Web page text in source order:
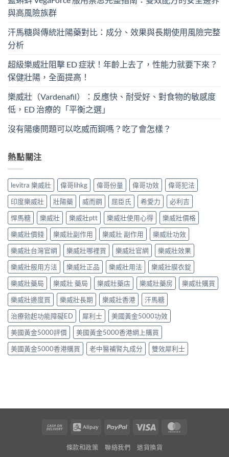
與高風險族群
汗馬糖與傳統壯陽藥對比：成分、效果與長期使用風險完整
分析
超級樂威壯阻擊 ED 症狀！年齡上去了，性能力就要下來？
保健壯陽，全面提高！
樂威壯（Vardenafil）：反應快、耐受好、對食物的敏感度
低，ED 治療的「平衡之選」
沒有陽痿問題可以吃威而鋼嗎？吃了會怎樣？
熱點關注
levitra 樂威壯 偉哥lihkg 偉哥份量 偉哥功效
偉哥犯法
印度樂威壯
壯陽藥 威而鋼 屈臣氏 希愛力
必利吉
悍馬糖
樂威壯 樂威壯ptt 樂威壯使用心得
樂威壯價格
樂威壯價錢
樂威壯副作用 樂威壯 副作用
樂威壯功效
樂威壯台灣官網
樂威壯哪裡買 樂威壯官網
樂威壯效果
樂威壯服用方法
樂威壯正品 樂威壯用法
樂威壯膜衣錠
樂威壯藥局
樂威壯 藥局 樂威壯藥店 樂威壯藥房
樂威壯購買
樂威壯邊度買
樂威壯長期 樂威壯香港
汗馬糖
治療勃起功能障礙ED
犀利士
美國黃金5000功效
美國黃金5000評價
美國黃金5000香港網上購買
美國黃金5000香港購買
老中醫補腎丸成分 雙效犀利士
Cash
Delivery
Alipay PayPal Visa
條款和政策 聯絡我們 退貨換貨